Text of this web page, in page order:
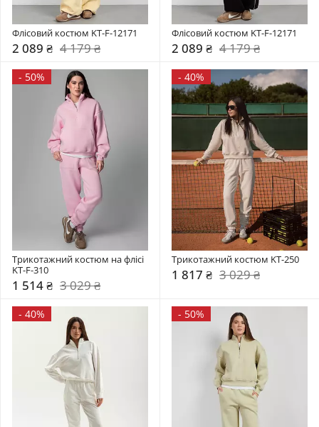
Флісовий костюм KT-F-12171
2 089 ₴ 4 179 ₴
Флісовий костюм KT-F-12171
2 089 ₴ 4 179 ₴
- 50%
Трикотажний костюм на флісі
KT-F-310
1 514 ₴ 3 029 ₴
- 40%
Трикотажний костюм KT-250
1 817 ₴ 3 029 ₴
- 40% - 50%